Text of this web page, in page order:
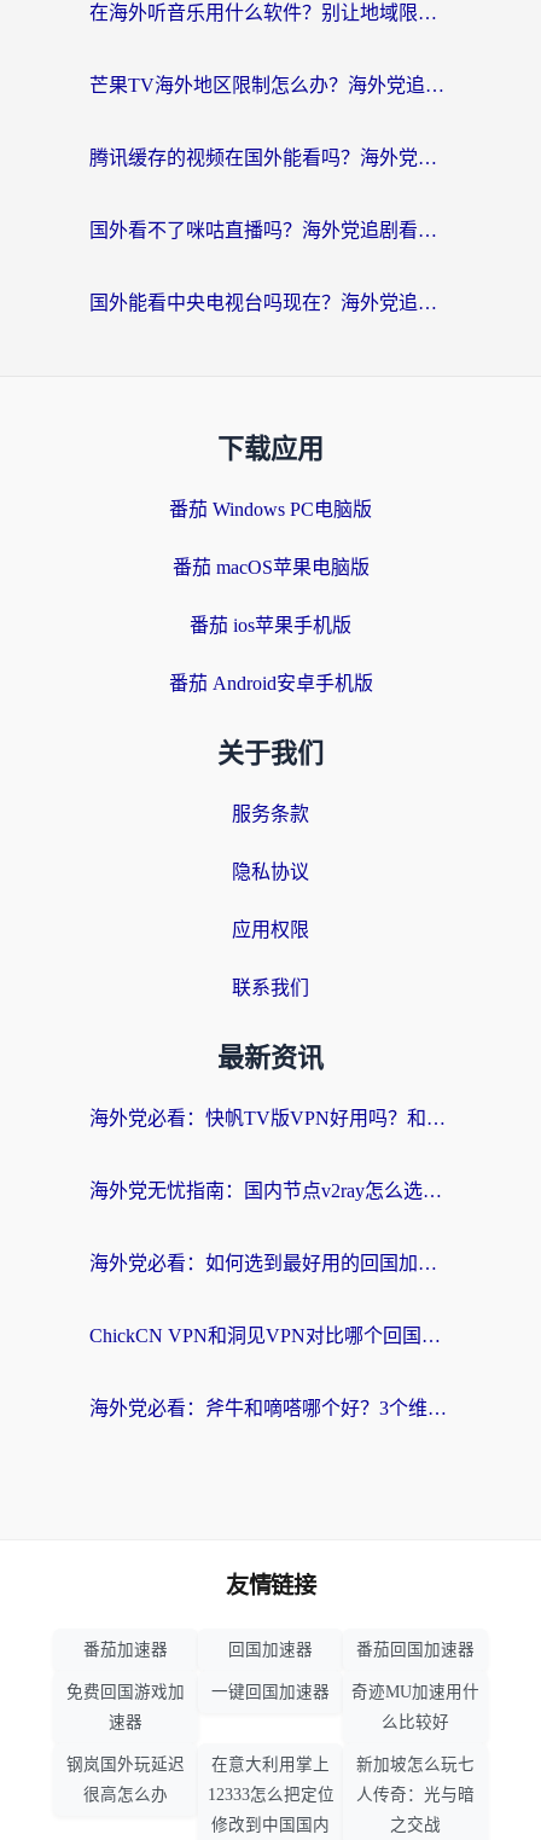
在海外听音乐用什么软件？别让地域限制断了你的华语歌单
芒果TV海外地区限制怎么办？海外党追剧看片的实用加速器选择指南
腾讯缓存的视频在国外能看吗？海外党追剧看片的终极解决方案
国外看不了咪咕直播吗？海外党追剧看片的加速器选择指南
国外能看中央电视台吗现在？海外党追剧看央视的实用指南
下载应用
番茄 Windows PC电脑版
番茄 macOS苹果电脑版
番茄 ios苹果手机版
番茄 Android安卓手机版
关于我们
服务条款
隐私协议
应用权限
联系我们
最新资讯
海外党必看：快帆TV版VPN好用吗？和快游VPN对比哪个回国效果更好？附实用避坑指南
海外党无忧指南：国内节点v2ray怎么选？一键回国VPN+多场景实测帮你避坑
海外党必看：如何选到最好用的回国加速器？从节点到售后的全维度指南
ChickCN VPN和洞见VPN对比哪个回国效果更好？海外党亲测3款加速器+避坑指南
海外党必看：斧牛和嘀嗒哪个好？3个维度教你选对回国加速器
友情链接
番茄加速器 回国加速器 番茄回国加速器
免费回国游戏加
速器
一键回国加速器
奇迹MU加速用什
么比较好
钢岚国外玩延迟
很高怎么办
在意大利用掌上
12333怎么把定位
修改到中国国内
新加坡怎么玩七
人传奇：光与暗
之交战